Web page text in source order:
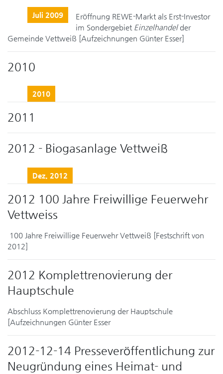
Juli 2009
Eröffnung REWE-Markt als Erst-Investor
im Sondergebiet Einzelhandelder
Gemeinde Vettweiß [Aufzeichnungen Günter Esser]
2010
2010
2011
2012 - Biogasanlage Vettweiß
Dez. 2012
2012 100 Jahre Freiwillige Feuerwehr
Vettweiss
100 Jahre Freiwillige Feuerwehr Vettweiß [Festschrift von
2012]
2012 Komplettrenovierung der
Hauptschule
Abschluss Komplettrenovierung der Hauptschule
[Aufzeichnungen Günter Esser
2012-12-14 Presseveröffentlichung zur
Neugründung eines Heimat- und